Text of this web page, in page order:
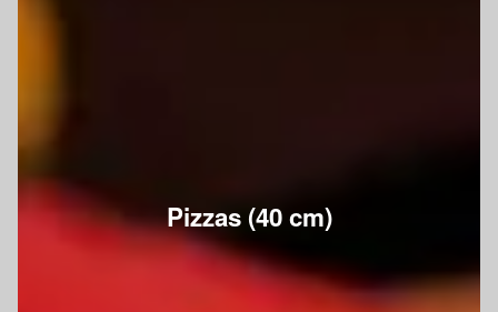
Pizzas (40 cm)